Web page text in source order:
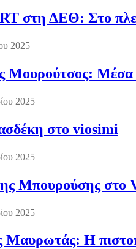
στη ΔΕΘ: Στο
2025
Μουρούτσος: Μέσα
2025
στο viosimi
2025
Μπουρούσης στο
2025
Μαυρωτάς: Η